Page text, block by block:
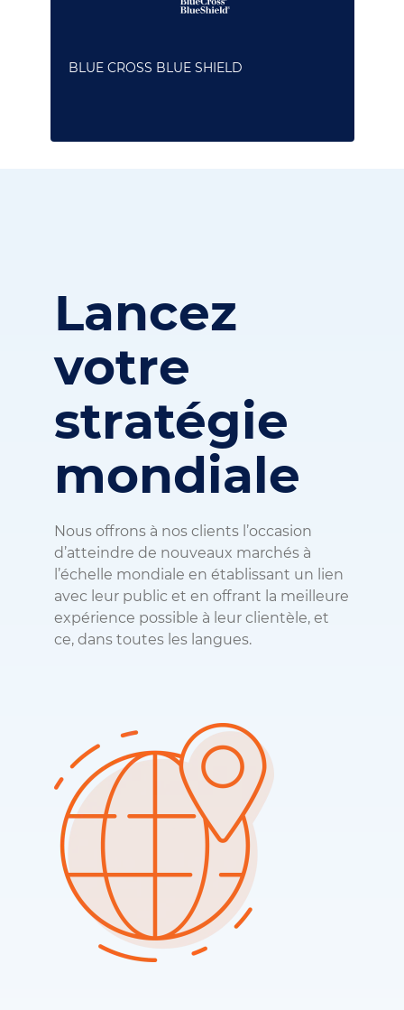
BLUE CROSS BLUE SHIELD
Lancez
votre
stratégie
mondiale
Nous offrons à nos clients l’occasion
d’atteindre de nouveaux marchés à
l’échelle mondiale en établissant un lien
avec leur public et en offrant la meilleure
expérience possible à leur clientèle, et
ce, dans toutes les langues.